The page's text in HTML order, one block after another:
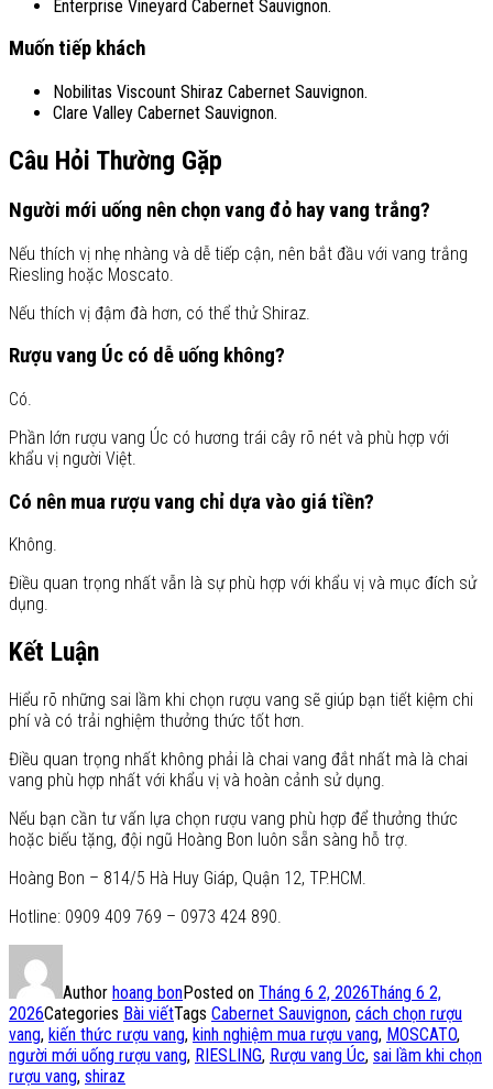
Enterprise Vineyard Cabernet Sauvignon.
Muốn tiếp khách
Nobilitas Viscount Shiraz Cabernet Sauvignon.
Clare Valley Cabernet Sauvignon.
Câu Hỏi Thường Gặp
Người mới uống nên chọn vang đỏ hay vang trắng?
Nếu thích vị nhẹ nhàng và dễ tiếp cận, nên bắt đầu với vang trắng
Riesling hoặc Moscato.
Nếu thích vị đậm đà hơn, có thể thử Shiraz.
Rượu vang Úc có dễ uống không?
Có.
Phần lớn rượu vang Úc có hương trái cây rõ nét và phù hợp với
khẩu vị người Việt.
Có nên mua rượu vang chỉ dựa vào giá tiền?
Không.
Điều quan trọng nhất vẫn là sự phù hợp với khẩu vị và mục đích sử
dụng.
Kết Luận
Hiểu rõ những sai lầm khi chọn rượu vang sẽ giúp bạn tiết kiệm chi
phí và có trải nghiệm thưởng thức tốt hơn.
Điều quan trọng nhất không phải là chai vang đắt nhất mà là chai
vang phù hợp nhất với khẩu vị và hoàn cảnh sử dụng.
Nếu bạn cần tư vấn lựa chọn rượu vang phù hợp để thưởng thức
hoặc biếu tặng, đội ngũ Hoàng Bon luôn sẵn sàng hỗ trợ.
Hoàng Bon – 814/5 Hà Huy Giáp, Quận 12, TP.HCM.
Hotline: 0909 409 769 – 0973 424 890.
Author hoang bonPosted on Tháng 6 2, 2026Tháng 6 2,
2026Categories Bài viếtTags Cabernet Sauvignon, cách chọn rượu
vang, kiến thức rượu vang, kinh nghiệm mua rượu vang, MOSCATO,
người mới uống rượu vang, RIESLING, Rượu vang Úc, sai lầm khi chọn
rượu vang, shiraz